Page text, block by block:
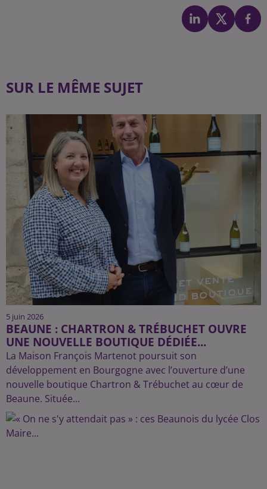
SUR LE MÊME SUJET
5 juin 2026
BEAUNE : CHARTRON & TRÉBUCHET OUVRE
UNE NOUVELLE BOUTIQUE DÉDIÉE...
La Maison François Martenot poursuit son
développement en Bourgogne avec l’ouverture d’une
nouvelle boutique Chartron & Trébuchet au cœur de
Beaune. Située...